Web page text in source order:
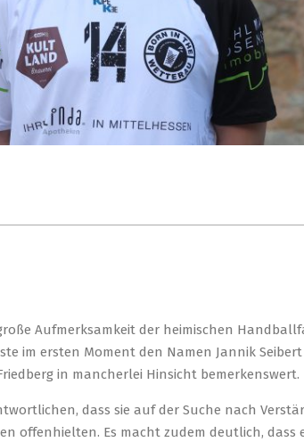
Aufmerksamkeit der heimischen
im ersten Moment den Namen Jannik
in mancherlei Hinsicht bemerkenswert.
dass sie auf der Suche nach
offenhielten. Es macht zudem deutlich, dass